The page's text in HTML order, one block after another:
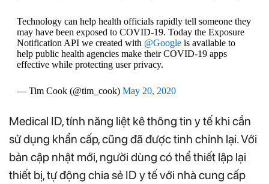
Technology can help health officials rapidly tell someone they
may have been exposed to COVID-19. Today the Exposure
Notification API we created with @Googleis available to
help public health agencies make their COVID-19 apps
effective while protecting user privacy.
— Tim Cook (@tim_cook) May 20, 2020
Medical ID, tính năng liệt kê thông tin y tế khi cần
sử dụng khẩn cấp, cũng đã được tinh chỉnh lại. Với
bản cập nhật mới, người dùng có thể thiết lập lại
thiết bị, tự động chia sẻ ID y tế với nhà cung cấp